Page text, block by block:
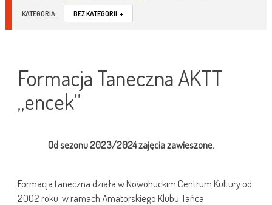
KATEGORIA: BEZ KATEGORII +
Formacja Taneczna AKTT
„encek”
Od sezonu 2023/2024 zajęcia zawieszone.
Formacja taneczna działa w Nowohuckim Centrum Kultury od
2002 roku, w ramach Amatorskiego Klubu Tańca